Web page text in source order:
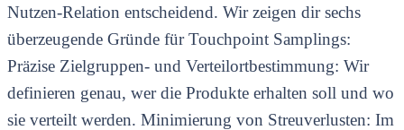
Nutzen-Relation entscheidend. Wir zeigen dir sechs
überzeugende Gründe für Touchpoint Samplings:
Präzise Zielgruppen- und Verteilortbestimmung: Wir
definieren genau, wer die Produkte erhalten soll und wo
sie verteilt werden. Minimierung von Streuverlusten: Im